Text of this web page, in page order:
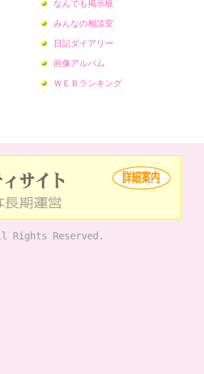
なんでも掲示板
みんなの相談室
日記ダイアリー
画像アルバム
ＷＥＢランキング
Rights Reserved.